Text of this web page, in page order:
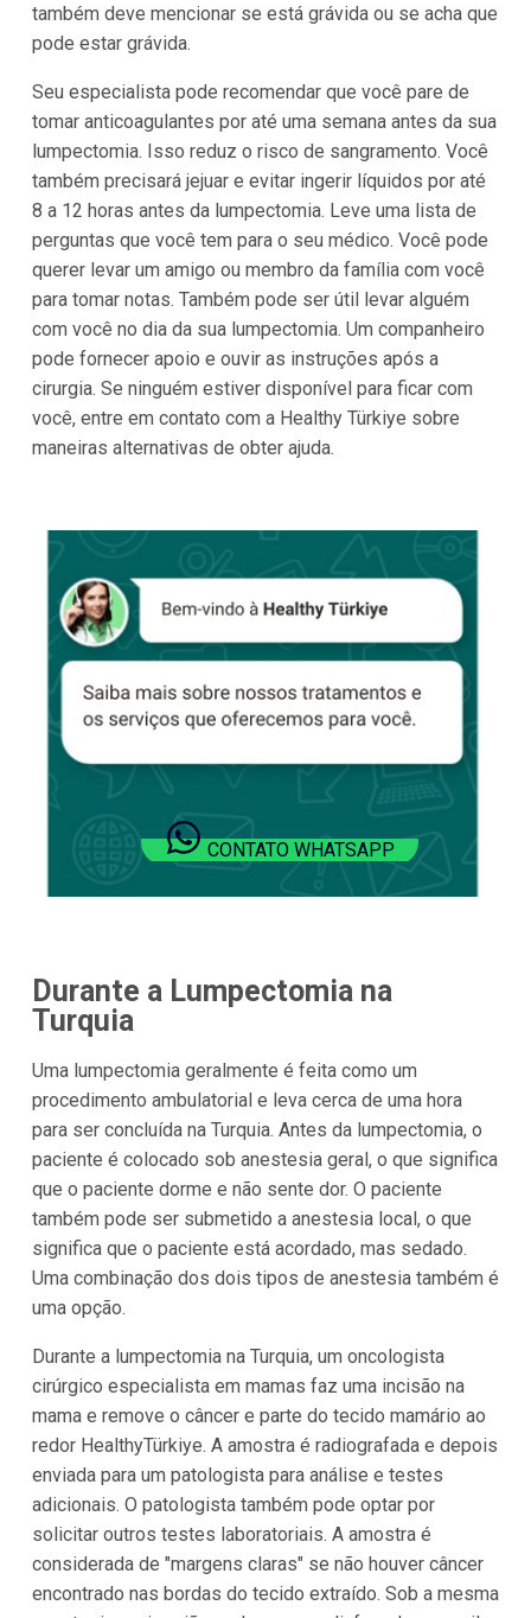
também deve mencionar se está grávida ou se acha que
pode estar grávida.
Seu especialista pode recomendar que você pare de
tomar anticoagulantes por até uma semana antes da sua
lumpectomia. Isso reduz o risco de sangramento. Você
também precisará jejuar e evitar ingerir líquidos por até
8 a 12 horas antes da lumpectomia. Leve uma lista de
perguntas que você tem para o seu médico. Você pode
querer levar um amigo ou membro da família com você
para tomar notas. Também pode ser útil levar alguém
com você no dia da sua lumpectomia. Um companheiro
pode fornecer apoio e ouvir as instruções após a
cirurgia. Se ninguém estiver disponível para ficar com
você, entre em contato com a Healthy Türkiye sobre
maneiras alternativas de obter ajuda.
CONTATO WHATSAPP
Durante a Lumpectomia na
Turquia
Uma lumpectomia geralmente é feita como um
procedimento ambulatorial e leva cerca de uma hora
para ser concluída na Turquia. Antes da lumpectomia, o
paciente é colocado sob anestesia geral, o que significa
que o paciente dorme e não sente dor. O paciente
também pode ser submetido a anestesia local, o que
significa que o paciente está acordado, mas sedado.
Uma combinação dos dois tipos de anestesia também é
uma opção.
Durante a lumpectomia na Turquia, um oncologista
cirúrgico especialista em mamas faz uma incisão na
mama e remove o câncer e parte do tecido mamário ao
redor HealthyTürkiye. A amostra é radiografada e depois
enviada para um patologista para análise e testes
adicionais. O patologista também pode optar por
solicitar outros testes laboratoriais. A amostra é
considerada de "margens claras" se não houver câncer
encontrado nas bordas do tecido extraído. Sob a mesma